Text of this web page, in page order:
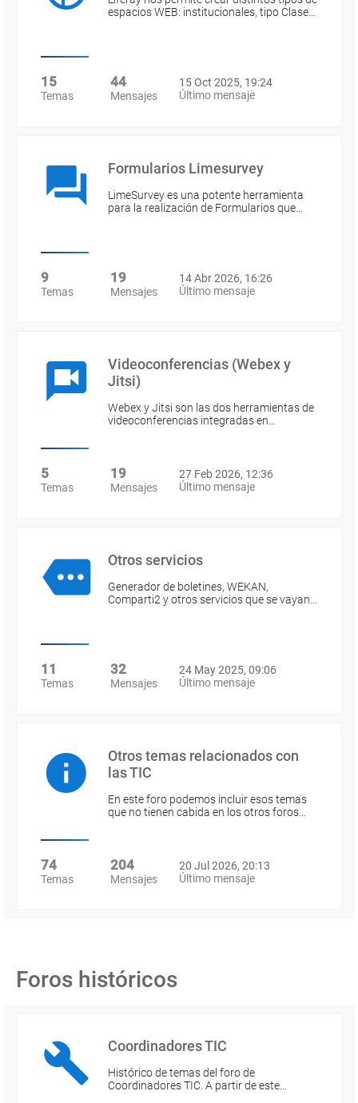
espacios WEB: institucionales, tipo Clase…
15
Temas
44
Mensajes
15 Oct 2025, 19:24
Último mensaje
Formularios Limesurvey
LimeSurvey es una potente herramienta
para la realización de Formularios que…
9
Temas
19
Mensajes
14 Abr 2026, 16:26
Último mensaje
Videoconferencias (Webex y
Jitsi)
Webex y Jitsi son las dos herramientas de
videoconferencias integradas en…
5
Temas
19
Mensajes
27 Feb 2026, 12:36
Último mensaje
Otros servicios
Generador de boletines, WEKAN,
Comparti2 y otros servicios que se vayan…
11
Temas
32
Mensajes
24 May 2025, 09:06
Último mensaje
Otros temas relacionados con
las TIC
En este foro podemos incluir esos temas
que no tienen cabida en los otros foros…
74
Temas
204
Mensajes
20 Jul 2026, 20:13
Último mensaje
Foros históricos
Coordinadores TIC
Histórico de temas del foro de
Coordinadores TIC. A partir de este…